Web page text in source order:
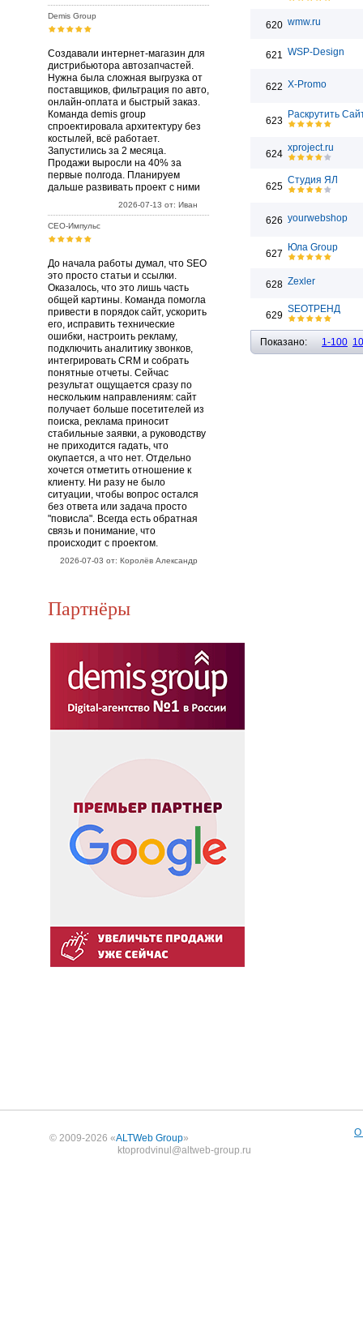
Demis Group
Создавали интернет-магазин для
дистрибьютора автозапчастей.
Нужна была сложная выгрузка от
поставщиков, фильтрация по авто,
онлайн-оплата и быстрый заказ.
Команда demis group
спроектировала архитектуру без
костылей, всё работает.
Запустились за 2 месяца.
Продажи выросли на 40% за
первые полгода. Планируем
дальше развивать проект с ними
2026-07-13 от: Иван
СЕО-Импульс
До начала работы думал, что SEO
это просто статьи и ссылки.
Оказалось, что это лишь часть
общей картины. Команда помогла
привести в порядок сайт, ускорить
его, исправить технические
ошибки, настроить рекламу,
подключить аналитику звонков,
интегрировать CRM и собрать
понятные отчеты. Сейчас
результат ощущается сразу по
нескольким направлениям: сайт
получает больше посетителей из
поиска, реклама приносит
стабильные заявки, а руководству
не приходится гадать, что
окупается, а что нет. Отдельно
хочется отметить отношение к
клиенту. Ни разу не было
ситуации, чтобы вопрос остался
без ответа или задача просто
"повисла". Всегда есть обратная
связь и понимание, что
происходит с проектом.
2026-07-03 от: Королёв Александр
Партнёры
620 wmw.ru
621 WSP-Design
622 X-Promo
623
Раскрутить
624
xproject.ru
625
Студия ЯЛ
626 yourwebshop
627
Юла Group
628 Zexler
629
SEOТРЕНД
Показано: 1-100
© 2009-2026 «ALTWeb Group»
ktoprodvinul@altweb-group.ru
О